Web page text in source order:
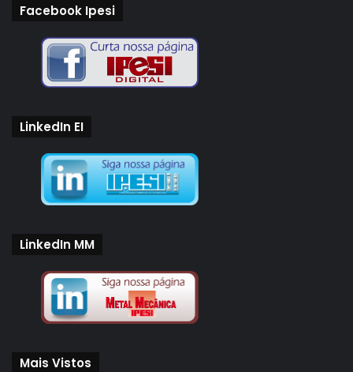
tecnológicos, mas também sobre a resolução dos desafios
da sociedade. A colaboração entre seres humanos e
máquinas se tornará uma característica central desse novo
cenário industrial, e as empresas que não adotarem essa
___________________________________________________________
____________________________
Bruno Zabeu é gerente de Desenvolvimento de Negócios
Facebook Ipesi
LinkedIn EI
LinkedIn MM
Mais Vistos